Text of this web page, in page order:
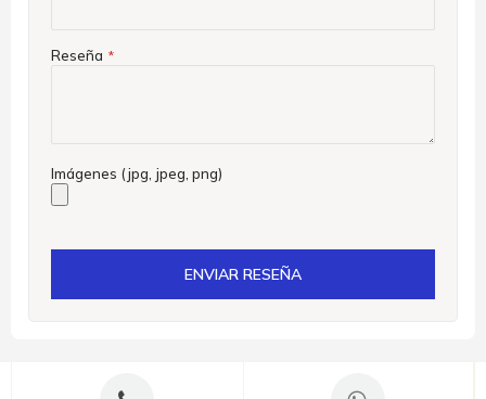
Reseña
Imágenes (jpg, jpeg, png)
ENVIAR RESEÑA